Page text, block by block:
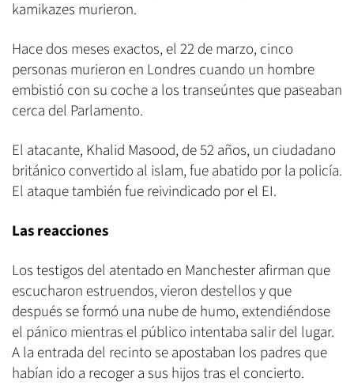
kamikazes murieron.
Hace dos meses exactos, el 22 de marzo, cinco
personas murieron en Londres cuando un hombre
embistió con su coche a los transeúntes que paseaban
cerca del Parlamento.
El atacante, Khalid Masood, de 52 años, un ciudadano
británico convertido al islam, fue abatido por la policía.
El ataque también fue reivindicado por el EI.
Las reacciones
Los testigos del atentado en Manchester afirman que
escucharon estruendos, vieron destellos y que
después se formó una nube de humo, extendiéndose
el pánico mientras el público intentaba salir del lugar.
A la entrada del recinto se apostaban los padres que
habían ido a recoger a sus hijos tras el concierto.